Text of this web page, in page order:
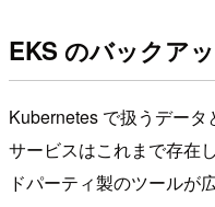
EKS のバックア
Kubernetes で扱うデー
サービスはこれまで存在
ドパーティ製のツールが